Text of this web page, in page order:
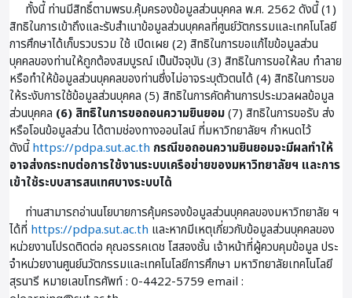
ทั้งนี้ ท่านมีสิทธิ์ตามพรบ.คุ้มครองข้อมูลส่วนบุคคล พ.ศ. 2562 ดังนี้ (1)
สิทธิในการเข้าถึงและรับสำเนาข้อมูลส่วนบุคคลที่ศูนย์วัตกรรมและเทคโนโลยี
การศึกษาได้เก็บรวบรวม ใช้ เปิดเผย (2) สิทธิในการขอแก้ไขข้อมูลส่วน
บุคคลของท่านให้ถูกต้องสมบูรณ์ เป็นปัจจุบัน (3) สิทธิในการขอให้ลบ ทำลาย
หรือทำให้ข้อมูลส่วนบุคคลของท่านซึ่งไม่อาจระบุตัวตนได้ (4) สิทธิในการขอ
ให้ระงับการใช้ข้อมูลส่วนบุคคล (5) สิทธิในการคัดค้านการประมวลผลข้อมูล
ส่วนบุคคล (6) สิทธิในการขอถอนความยินยอม(7) สิทธิในการขอรับ ส่ง
หรือโอนข้อมูลส่วน ได้ตามช่องทางออนไลน์ ที่มหาวิทยาลัยฯ กำหนดไว้
ดังนี้ https://pdpa.sut.ac.th กรณีขอถอนความยินยอมจะมีผลทำให้
อาจส่งกระทบต่อการใช้งานระบบเครือข่ายของมหาวิทยาลัยฯ และการ
เข้าใช้ระบบสารสนเทศบางระบบได้
ท่านสามารถอ่านนโยบายการคุ้มครองข้อมูลส่วนบุคคลของมหาวิทยาลัย ฯ
ได้ที่ https://pdpa.sut.ac.th และหากมีเหตุเกี่ยวกับข้อมูลส่วนบุคคลของ
หน่วยงานโปรดติดต่อ คุณอรรคเดช โสสองชั้น เจ้าหน้าที่ผู้ควบคุมข้อมูล ประ
จําหน่วยงานศูนย์นวัตกรรมและเทคโนโลยีการศึกษา มหาวิทยาลัยเทคโนโลยี
สุรนารี หมายเลขโทรศัพท์ : 0-4422-5759 email :